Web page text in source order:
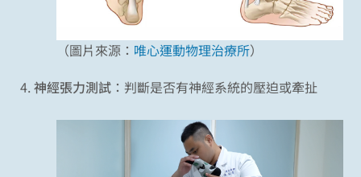
（圖片來源： 唯心運動物理治療所）
神經張力測試 ：判斷是否有神經系統的壓迫或牽扯